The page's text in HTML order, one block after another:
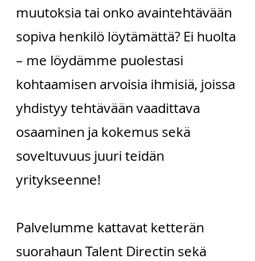
muutoksia tai onko avaintehtävään
sopiva henkilö löytämättä? Ei huolta
– me löydämme puolestasi
kohtaamisen arvoisia ihmisiä, joissa
yhdistyy tehtävään vaadittava
osaaminen ja kokemus sekä
soveltuvuus juuri teidän
yritykseenne!
Palvelumme kattavat ketterän
suorahaun Talent Directin sekä